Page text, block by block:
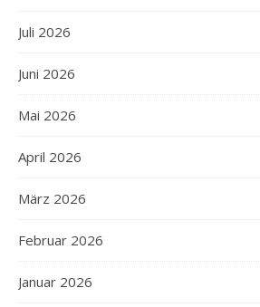
Juli 2026
Juni 2026
Mai 2026
April 2026
März 2026
Februar 2026
Januar 2026